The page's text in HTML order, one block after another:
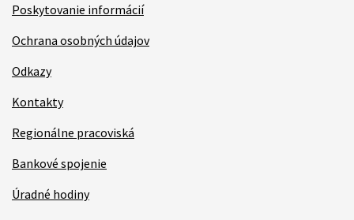
Poskytovanie informácií
Ochrana osobných údajov
Odkazy
Kontakty
Regionálne pracoviská
Bankové spojenie
Úradné hodiny